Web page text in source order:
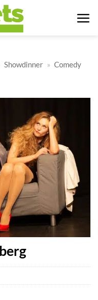
Showdinner » Comedy